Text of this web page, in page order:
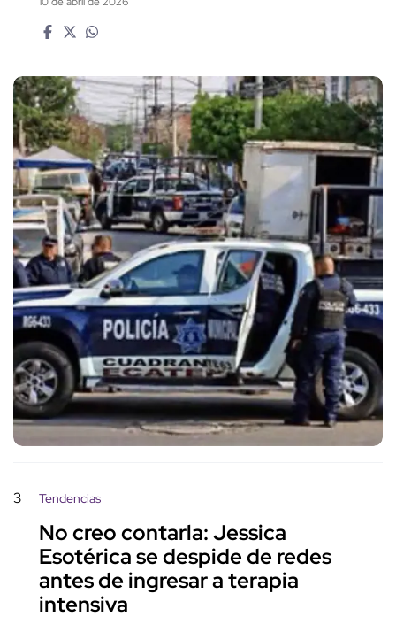
3 Tendencias
No creo contarla: Jessica
Esotérica se despide de redes
antes de ingresar a terapia
intensiva